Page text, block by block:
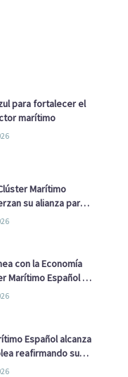
para fortalecer el
marítimo
Marítimo
su alianza para
Nacional
con la Economía
Marítimo Español y
avanzan alianzas
Español alcanza
reafirmando su
Economía Azul